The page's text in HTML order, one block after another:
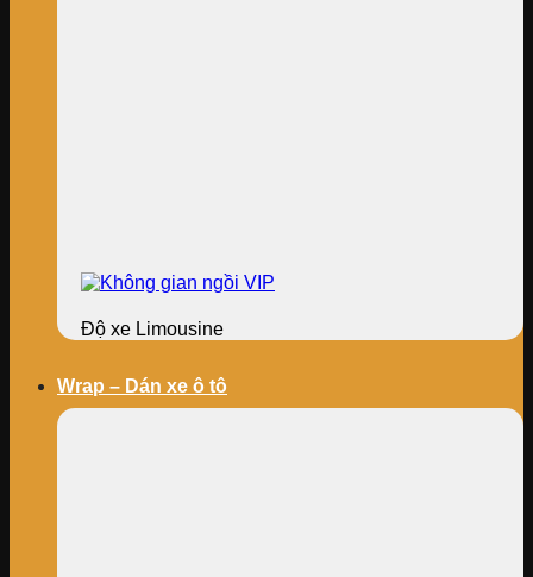
Độ xe Limousine
Wrap – Dán xe ô tô